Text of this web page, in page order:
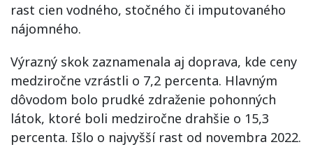
rast cien vodného, stočného či imputovaného
nájomného.
Výrazný skok zaznamenala aj doprava, kde ceny
medziročne vzrástli o 7,2 percenta. Hlavným
dôvodom bolo prudké zdraženie pohonných
látok, ktoré boli medziročne drahšie o 15,3
percenta. Išlo o najvyšší rast od novembra 2022.